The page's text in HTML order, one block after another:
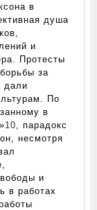
в
душа
и
Протесты
за
дали
По
в
10 , парадокс
несмотря
и
в работах